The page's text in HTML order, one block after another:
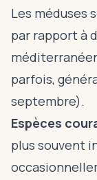
Les méduses
par rapport à
parfois,
septembre).
Espèces
plus souvent